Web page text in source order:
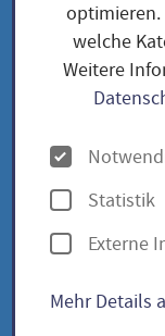
Rote
Tomate
optimieren.
welche
Weitere
O
p
t
i
Statistik
Externe
Mehr Details